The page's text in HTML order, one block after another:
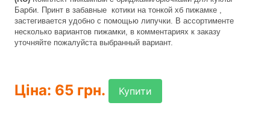
Барби. Принт в забавные котики на тонкой хб пижамке ,
застегивается удобно с помощью липучки. В ассортименте
несколько вариантов пижамки, в комментариях к заказу
уточняйте пожалуйста выбранный вариант.
Ціна: 65 грн. Купити